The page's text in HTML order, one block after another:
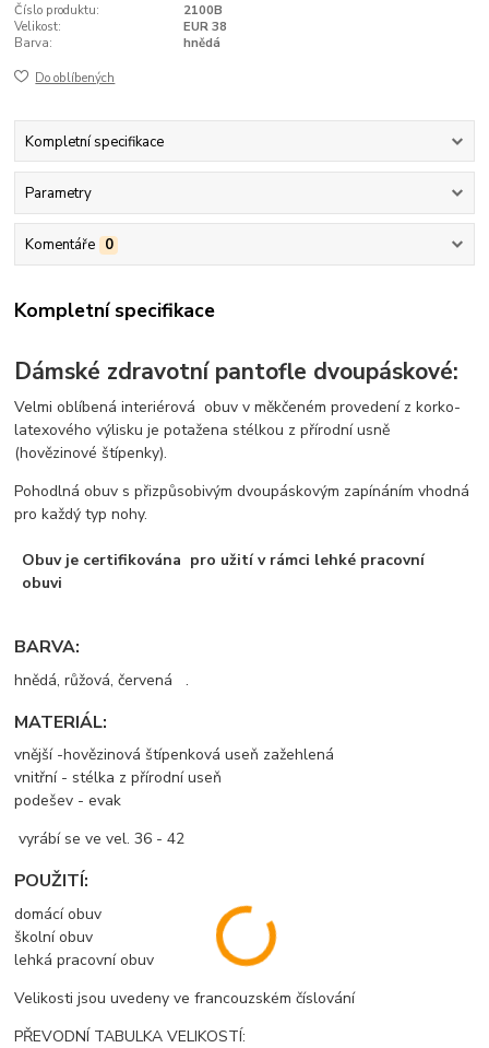
Číslo produktu:
2100B
Velikost:
EUR 38
Barva:
hnědá
Do oblíbených
Kompletní specifikace
Parametry
Komentáře 0
Kompletní specifikace
Dámské zdravotní pantofle dvoupáskové:
Velmi oblíbená interiérová obuv v měkčeném provedení z korko-
latexového výlisku je potažena stélkou z přírodní usně
(hovězinové štípenky).
Pohodlná obuv s přizpůsobivým dvoupáskovým zapínáním vhodná
pro každý typ nohy.
Obuv je certifikována pro užití v rámci lehké pracovní
obuvi
BARVA:
hnědá, růžová, červená .
MATERIÁL:
vnější -hovězinová štípenková useň zažehlená
vnitřní - stélka z přírodní useň
podešev - evak
vyrábí se ve vel. 36 - 42
POUŽITÍ:
domácí obuv
školní obuv
lehká pracovní obuv
Velikosti jsou uvedeny ve francouzském číslování
PŘEVODNÍ TABULKA VELIKOSTÍ: